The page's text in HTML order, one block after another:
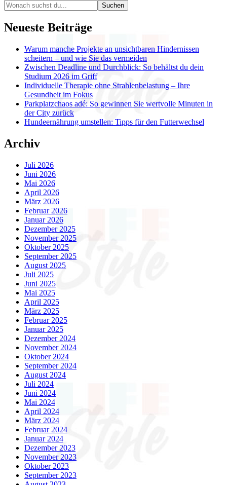
Neueste Beiträge
Warum manche Projekte an unsichtbaren Hindernissen
scheitern – und wie Sie das vermeiden
Zwischen Deadline und Durchblick: So behältst du dein
Studium 2026 im Griff
Individuelle Therapie ohne Strahlenbelastung – Ihre
Gesundheit im Fokus
Parkplatzchaos adé: So gewinnen Sie wertvolle Minuten in
der City zurück
Hundeernährung umstellen: Tipps für den Futterwechsel
Archiv
Juli 2026
Juni 2026
Mai 2026
April 2026
März 2026
Februar 2026
Januar 2026
Dezember 2025
November 2025
Oktober 2025
September 2025
August 2025
Juli 2025
Juni 2025
Mai 2025
April 2025
März 2025
Februar 2025
Januar 2025
Dezember 2024
November 2024
Oktober 2024
September 2024
August 2024
Juli 2024
Juni 2024
Mai 2024
April 2024
März 2024
Februar 2024
Januar 2024
Dezember 2023
November 2023
Oktober 2023
September 2023